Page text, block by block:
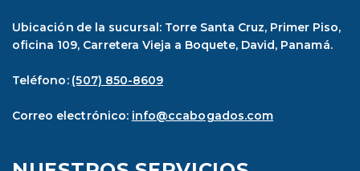
Ubicación de la sucursal: Torre Santa Cruz, Primer Piso,
oficina 109, Carretera Vieja a Boquete, David, Panamá.
Teléfono: (507) 850-8609
Correo electrónico: info@ccabogados.com